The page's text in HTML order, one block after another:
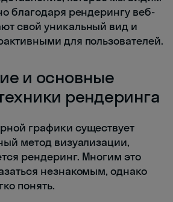
благодаря рендерингу веб-
свой уникальный вид и
для пользователей.
и основные
рендеринга
графики существует
метод визуализации,
рендеринг. Многим это
незнакомым, однако
понять.